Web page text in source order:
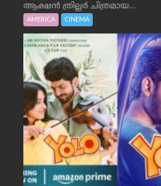
ആക്ഷൻ ത്രില്ലർ ചിത്രമായ...
AMERICA CINEMA